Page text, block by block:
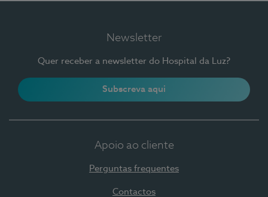
Newsletter
Quer receber a newsletter do Hospital da Luz?
Subscreva aqui
Apoio ao cliente
Perguntas frequentes
Contactos